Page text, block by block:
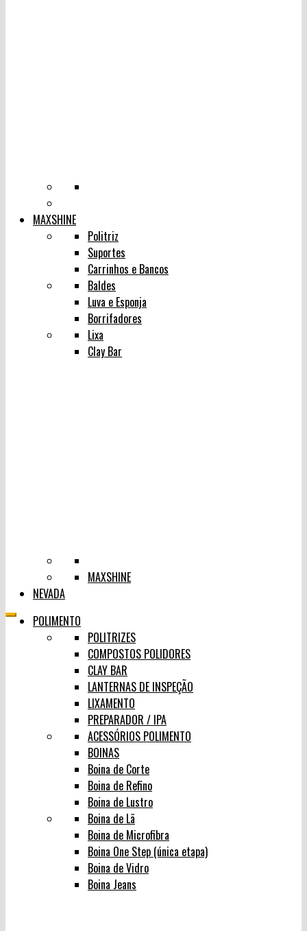
MAXSHINE
Politriz
Suportes
Carrinhos e Bancos
Baldes
Luva e Esponja
Borrifadores
Lixa
Clay Bar
MAXSHINE
NEVADA
POLIMENTO
POLITRIZES
COMPOSTOS POLIDORES
CLAY BAR
LANTERNAS DE INSPEÇÃO
LIXAMENTO
PREPARADOR / IPA
ACESSÓRIOS POLIMENTO
BOINAS
Boina de Corte
Boina de Refino
Boina de Lustro
Boina de Lã
Boina de Microfibra
Boina One Step (única etapa)
Boina de Vidro
Boina Jeans